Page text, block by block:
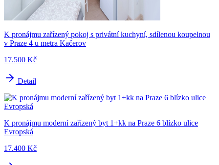
K pronájmu zařízený pokoj s privátní kuchyní, sdílenou koupelnou
v Praze 4 u metra Kačerov
17.500 Kč
Detail
K pronájmu moderní zařízený byt 1+kk na Praze 6 blízko ulice
Evropská
17.400 Kč